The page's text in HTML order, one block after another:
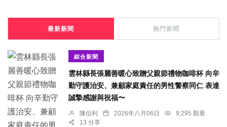
最新新聞 熱門新聞
綜合新聞
雲林縣長張麗善暖心致贈父親節禮物咖啡杯 向辛
勤守護治安、兼顧家庭責任的男性警察同仁 表達
誠摯感謝與祝福〜
陳信利 2026年八月06日
9,295 觀看
13 分享